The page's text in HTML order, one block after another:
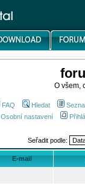
O všem,
FAQ Hledat
Osobní nastavení
Seřadit podle:
E-mail